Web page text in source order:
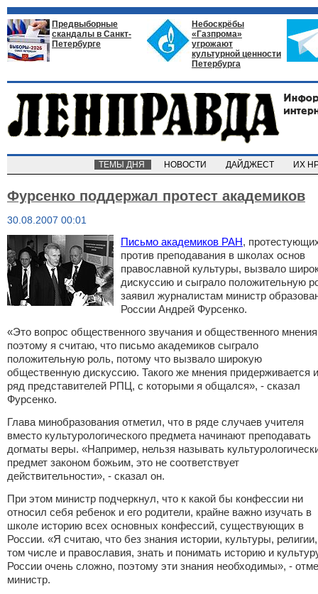
Предвыборные
скандалы в Санкт-
Петербурге
Небоскрёбы
«Газпрома»
угрожают
культурной ценности
Петербурга
ТЕМЫ ДНЯ НОВОСТИ ДАЙДЖЕСТ ИХ
Фурсенко поддержал протест академиков
30.08.2007 00:01
Письмо академиков РАН,
против преподавания в школах основ
православной культуры, вызвало
дискуссию и сыграло положительную
заявил журналистам министр
России Андрей Фурсенко.
«Это вопрос общественного звучания и общественного
поэтому я считаю, что письмо академиков сыграло
положительную роль, потому что вызвало широкую
общественную дискуссию. Такого же мнения придерживается и
ряд представителей РПЦ, с которыми я общался», - сказал
Фурсенко.
Глава минобразования отметил, что в ряде случаев учителя
вместо культурологического предмета начинают преподавать
догматы веры. «Например, нельзя называть
предмет законом божьим, это не соответствует
действительности», - сказал он.
При этом министр подчеркнул, что к какой бы конфессии ни
относил себя ребенок и его родители, крайне важно изучать в
школе историю всех основных конфессий, существующих в
России. «Я считаю, что без знания истории, культуры,
том числе и православия, знать и понимать историю и
России очень сложно, поэтому эти знания необходимы», -
министр.